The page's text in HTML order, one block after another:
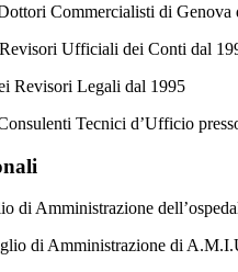
Commercialisti di Genova
Ufficiali dei Conti dal
Revisori Legali dal 1995
Tecnici d’Ufficio
di Amministrazione
di Amministrazione di